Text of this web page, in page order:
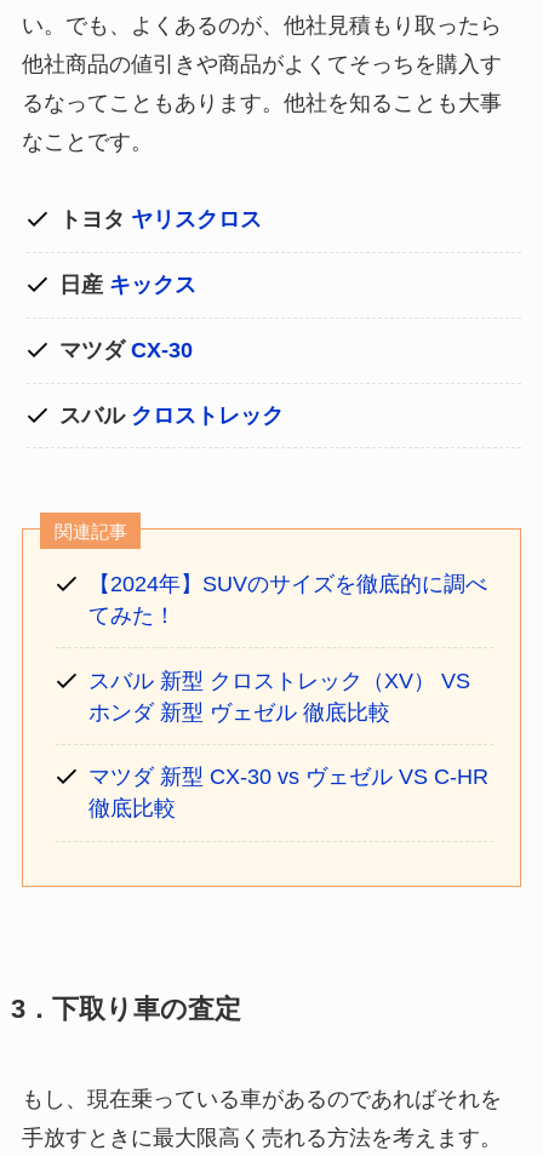
い。でも、よくあるのが、他社見積もり取ったら
他社商品の値引きや商品がよくてそっちを購入す
るなってこともあります。他社を知ることも大事
なことです。
トヨタ ヤリスクロス
日産 キックス
マツダCX-30
スバル クロストレック
関連記事
【2024年】SUVのサイズを徹底的に調べ
てみた！
スバル 新型 クロストレック（XV） VS
ホンダ 新型 ヴェゼル 徹底比較
マツダ 新型 CX-30 vs ヴェゼル VS C-HR
徹底比較
3．下取り車の査定
もし、現在乗っている車があるのであればそれを
手放すときに最大限高く売れる方法を考えます。